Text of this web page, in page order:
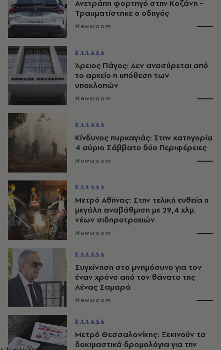
Ανετράπη φορτηγό στην Κοζάνη -
Τραυματίστηκε ο οδηγός
Newsroom
ΕΛΛΑΔΑ
Άρειος Πάγος: Δεν ανασύρεται από
το αρχείο η υπόθεση των
υποκλοπών
Newsroom
ΕΛΛΑΔΑ
Κίνδυνος πυρκαγιάς: Στην κατηγορία
4 αύριο Σάββατο δύο Περιφέρειες
Newsroom
ΕΛΛΑΔΑ
Μετρό Αθήνας: Στην τελική ευθεία η
μεγάλη αναβάθμιση με 29,4 χλμ.
νέων σιδηροτροχιών
Newsroom
ΕΛΛΑΔΑ
Συγκίνηση στο μνημόσυνο για τον
έναν χρόνο από τον θάνατο της
Λένας Σαμαρά
Newsroom
ΕΛΛΑΔΑ
Μετρό Θεσσαλονίκης: Ξεκινούν τα
δοκιμαστικά δρομολόγια για την